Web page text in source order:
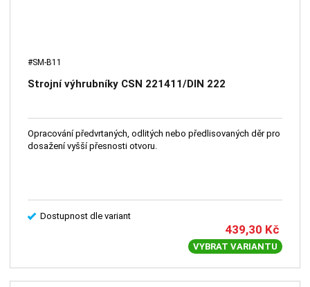
#SM-B11
Strojní výhrubníky CSN 221411/DIN 222
Opracování předvrtaných, odlitých nebo předlisovaných děr pro
dosažení vyšší přesnosti otvoru.
Dostupnost dle variant
439,30 Kč
VYBRAT VARIANTU